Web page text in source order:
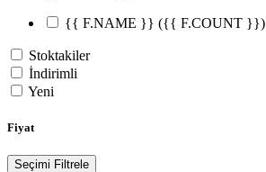
{{ F.NAME }} ({{ F.COUNT }})
Stoktakiler
İndirimli
Yeni
Fiyat
Seçimi Filtrele